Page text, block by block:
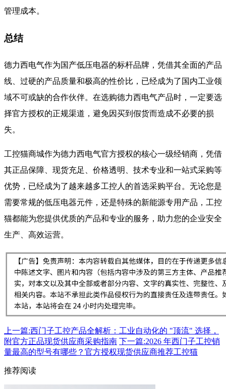
管理成本。
总结
德力西电气作为国产低压电器的标杆品牌，凭借其全面的产品
线、过硬的产品质量和极高的性价比，已经成为了国内工业领
域不可或缺的合作伙伴。在选购德力西电气产品时，一定要选
择官方授权的正规渠道，避免因买到假货而造成不必要的损
失。
工控猫商城作为德力西电气官方授权的核心一级经销商，凭借
其正品保障、现货充足、价格透明、技术专业和一站式采购等
优势，已经成为了越来越多工控人的首选采购平台。无论您是
需要常规的低压电器元件，还是特殊的新能源专用产品，工控
猫都能为您提供优质的产品和专业的服务，助力您的企业安全
生产、高效运营。
上一篇:西门子工控产品全解析：工业自动化的 "顶流" 选择，
附官方正品现货供应商采购指南 下一篇:2026 年西门子工控销
量最高的型号有哪些？官方授权现货供应商推荐工控猫
推荐阅读